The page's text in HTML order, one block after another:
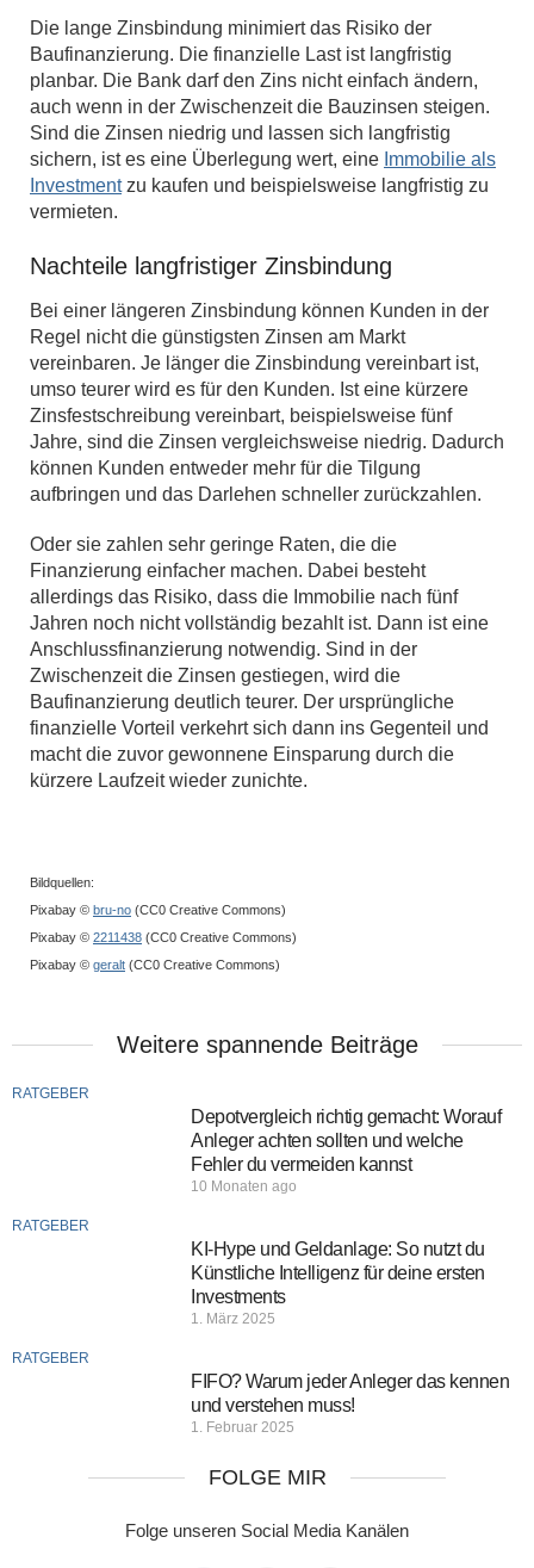
Die lange Zinsbindung minimiert das Risiko der
Baufinanzierung. Die finanzielle Last ist langfristig
planbar. Die Bank darf den Zins nicht einfach ändern,
auch wenn in der Zwischenzeit die Bauzinsen steigen.
Sind die Zinsen niedrig und lassen sich langfristig
sichern, ist es eine Überlegung wert, eine Immobilie als
Investmentzu kaufen und beispielsweise langfristig zu
vermieten.
Nachteile langfristiger Zinsbindung
Bei einer längeren Zinsbindung können Kunden in der
Regel nicht die günstigsten Zinsen am Markt
vereinbaren. Je länger die Zinsbindung vereinbart ist,
umso teurer wird es für den Kunden. Ist eine kürzere
Zinsfestschreibung vereinbart, beispielsweise fünf
Jahre, sind die Zinsen vergleichsweise niedrig. Dadurch
können Kunden entweder mehr für die Tilgung
aufbringen und das Darlehen schneller zurückzahlen.
Oder sie zahlen sehr geringe Raten, die die
Finanzierung einfacher machen. Dabei besteht
allerdings das Risiko, dass die Immobilie nach fünf
Jahren noch nicht vollständig bezahlt ist. Dann ist eine
Anschlussfinanzierung notwendig. Sind in der
Zwischenzeit die Zinsen gestiegen, wird die
Baufinanzierung deutlich teurer. Der ursprüngliche
finanzielle Vorteil verkehrt sich dann ins Gegenteil und
macht die zuvor gewonnene Einsparung durch die
kürzere Laufzeit wieder zunichte.
Bildquellen:
Pixabay © bru-no (CC0 Creative Commons)
Pixabay © 2211438 (CC0 Creative Commons)
Pixabay © geralt (CC0 Creative Commons)
Weitere spannende Beiträge
RATGEBER
Depotvergleich richtig gemacht: Worauf
Anleger achten sollten und welche
Fehler du vermeiden kannst
10 Monaten ago
RATGEBER
KI-Hype und Geldanlage: So nutzt du
Künstliche Intelligenz für deine ersten
Investments
1. März 2025
RATGEBER
FIFO? Warum jeder Anleger das kennen
und verstehen muss!
1. Februar 2025
FOLGE MIR
Folge unseren Social Media Kanälen